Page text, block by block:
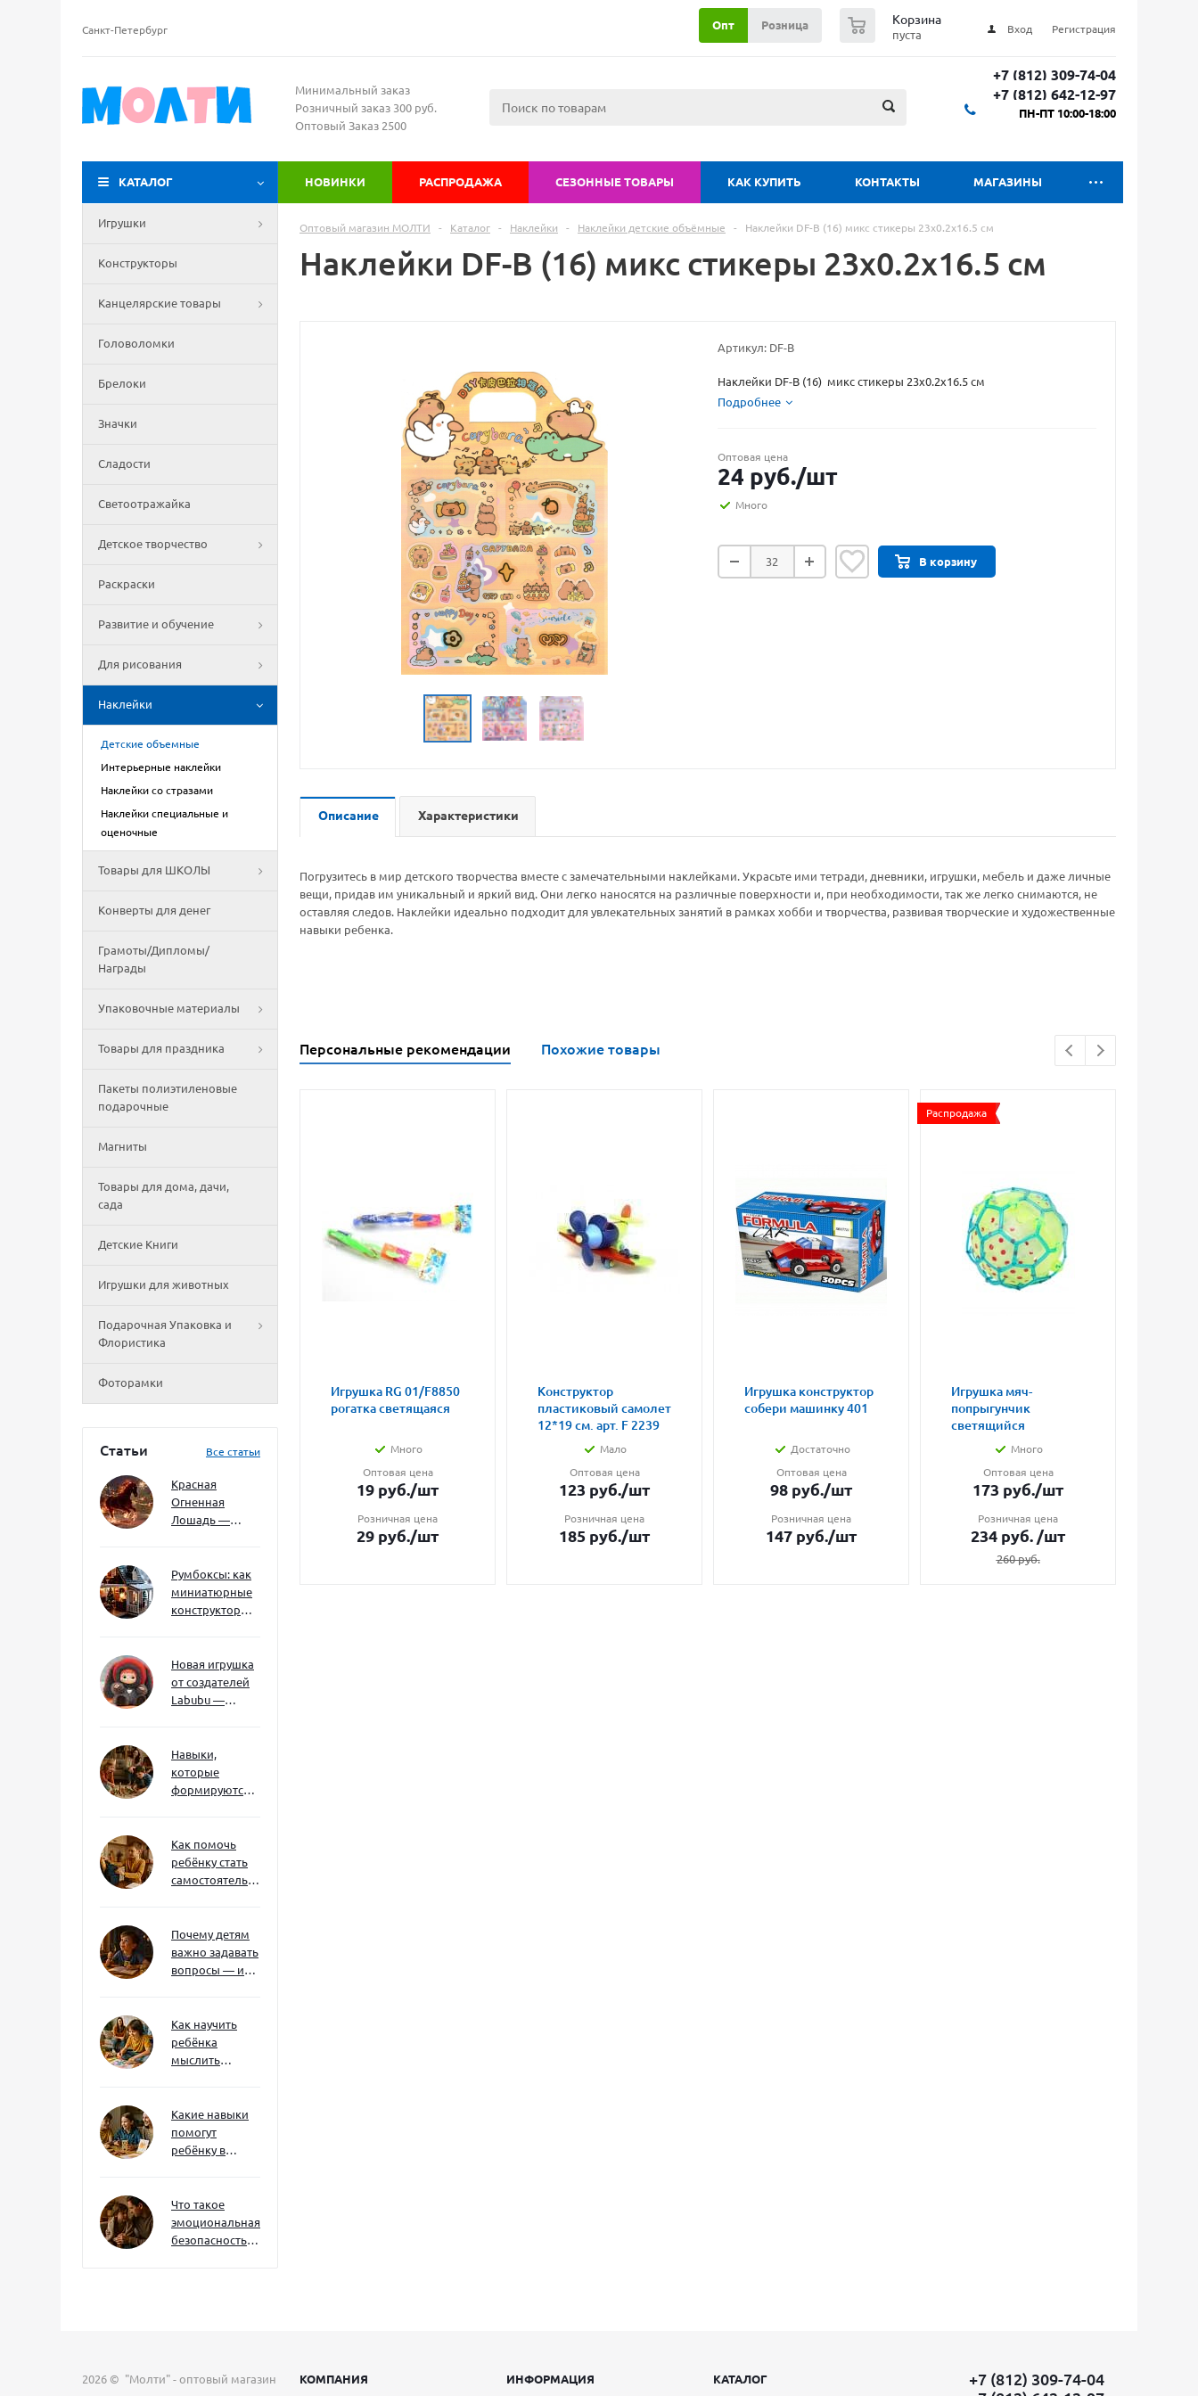
Санкт-Петербург Вход Регистрация
Корзина
пуста
Опт Розница
Минимальный заказ
Розничный заказ 300 руб.
Оптовый Заказ 2500
+7 (812) 309-74-04
+7 (812) 642-12-97
ПН-ПТ 10:00-18:00
КАТАЛОГ НОВИНКИ РАСПРОДАЖА СЕЗОННЫЕ ТОВАРЫ КАК КУПИТЬ КОНТАКТЫ МАГАЗИНЫ
Игрушки
Конструкторы
Канцелярские товары
Головоломки
Брелоки
Значки
Сладости
Светоотражайка
Детское творчество
Раскраски
Развитие и обучение
Для рисования
Наклейки
Детские объемные
Интерьерные наклейки
Наклейки со стразами
Наклейки специальные и
оценочные
Товары для ШКОЛЫ
Конверты для денег
Грамоты/Дипломы/
Награды
Упаковочные материалы
Товары для праздника
Пакеты полиэтиленовые
подарочные
Магниты
Товары для дома, дачи,
сада
Детские Книги
Игрушки для животных
Подарочная Упаковка и
Флористика
Фоторамки
Статьи Все статьи
Красная
Огненная
Лошадь —
ждать и как
подготовиться
Румбоксы: как
миниатюрные
конструкторы
мышление и
внимание к
деталям
Новая игрушка
от создателей
Labubu —
Навыки,
которые
формируются
ребёнка
успешным
Как помочь
ребёнку стать
самостоятельным
Почему детям
важно задавать
вопросы — и
Как научить
ребёнка
мыслить
сложностей
Какие навыки
помогут
ребёнку в
их уже сейчас
Что такое
эмоциональная
безопасность
Оптовый магазин МОЛТИ - Каталог - Наклейки - Наклейки детские объёмные - Наклейки DF-B (16) микс стикеры 23х0.2х16.5 см
Наклейки DF-B (16) микс стикеры 23х0.2х16.5 см
Артикул: DF-B
Наклейки DF-B (16) микс стикеры 23х0.2х16.5 см
Подробнее
Оптовая цена
24 руб./шт
Много
В корзину
Описание Характеристики
Погрузитесь в мир детского творчества вместе с замечательными наклейками. Украсьте ими тетради, дневники, игрушки, мебель и даже личные
вещи, придав им уникальный и яркий вид. Они легко наносятся на различные поверхности и, при необходимости, так же легко снимаются, не
оставляя следов. Наклейки идеально подходит для увлекательных занятий в рамках хобби и творчества, развивая творческие и художественные
навыки ребенка.
Персональные рекомендации Похожие товары
Игрушка RG 01/F8850
рогатка светящаяся
Много
Оптовая цена
19 руб./шт
Розничная цена
29 руб./шт
Конструктор
пластиковый самолет
12*19 см. арт. F 2239
Мало
Оптовая цена
123 руб./шт
Розничная цена
185 руб./шт
Игрушка конструктор
собери машинку 401
Достаточно
Оптовая цена
98 руб./шт
Розничная цена
147 руб./шт
Распродажа
Игрушка мяч-
попрыгунчик
светящийся
Много
Оптовая цена
173 руб./шт
Розничная цена
234 руб. /шт
260руб.
2026 © "Молти" - оптовый магазин КОМПАНИЯ ИНФОРМАЦИЯ КАТАЛОГ
+7 (812) 309-74-04